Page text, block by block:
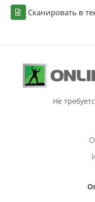
Сканировать в
Не